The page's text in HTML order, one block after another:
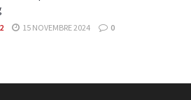
15 NOVEMBRE 2024 0